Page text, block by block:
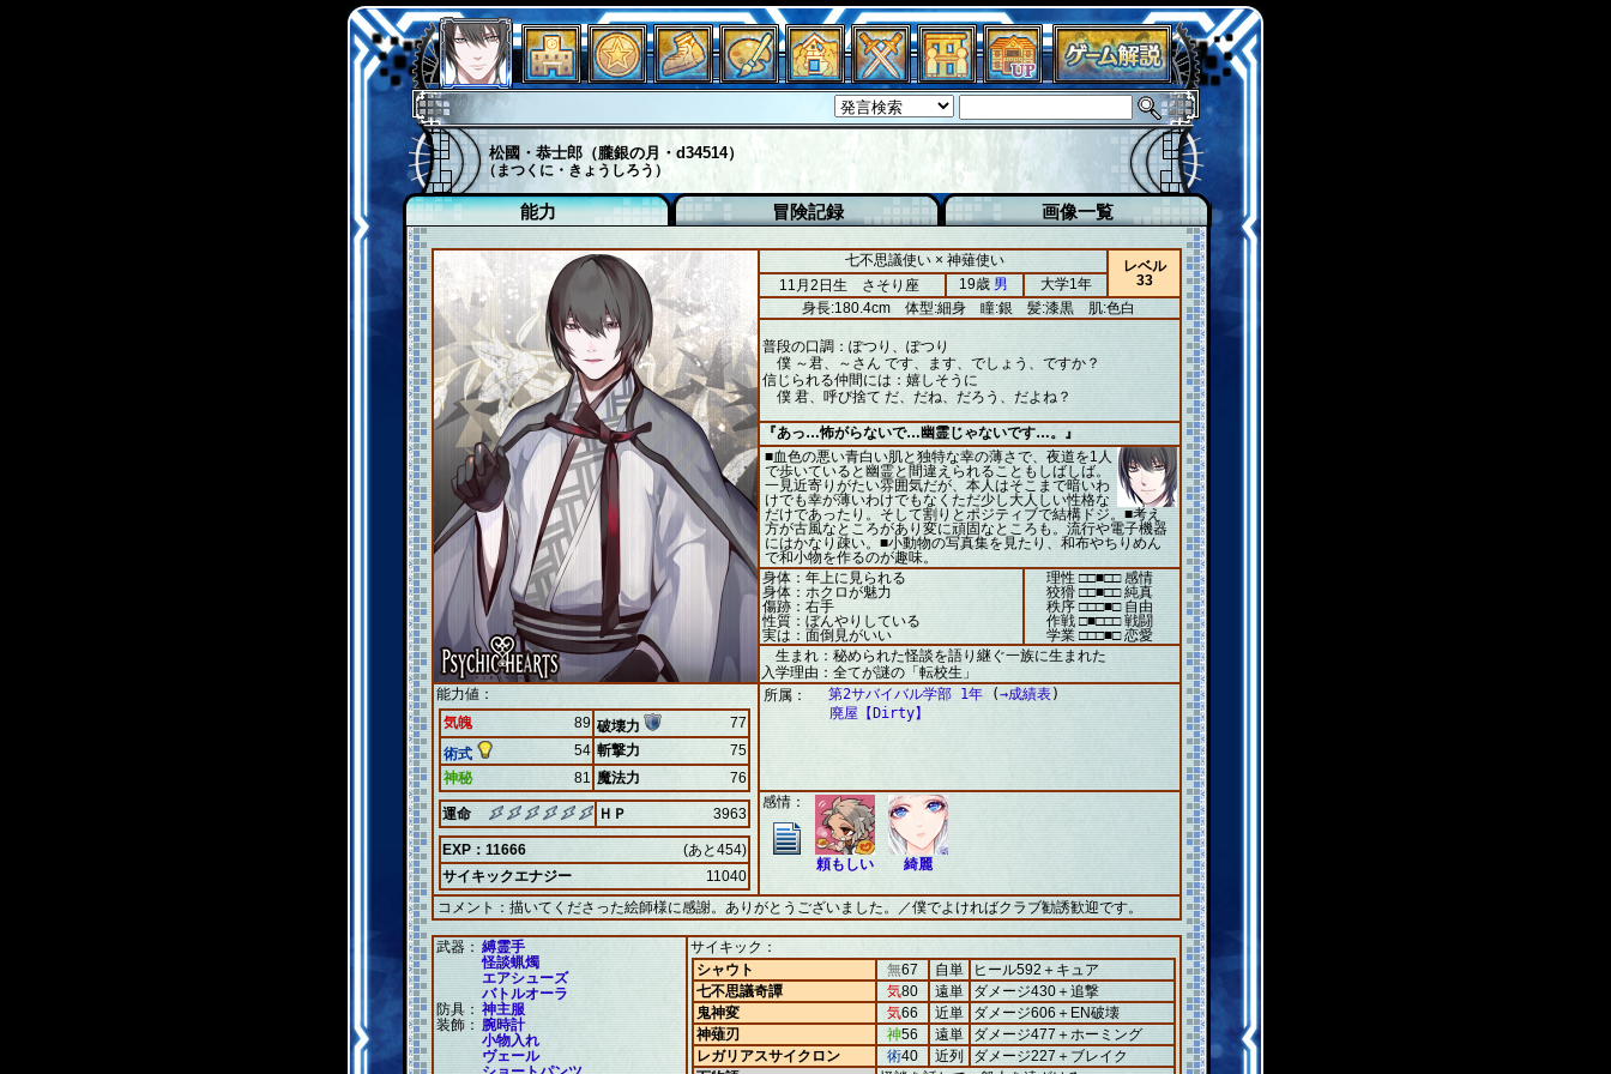
松國・恭士郎（朧銀の月・d34514）
（まつくに・きょうしろう）
能力 冒険記録 画像一覧
七不思議使い × 神薙使い
レベル
33
11月2日生 さそり座 19歳 男
大学1年
身長:180.4cm 体型:細身瞳:銀 髪:漆黒肌:色白
普段の口調：ぽつり、ぽつり
僕 ～君、～さん です、ます、でしょう、ですか？
信じられる仲間には：嬉しそうに
僕 君、呼び捨て だ、だね、だろう、だよね？
『あっ…怖がらないで…幽霊じゃないです…。』
■血色の悪い青白い肌と独特な幸の薄さで、夜道を1人
で歩いていると幽霊と間違えられることもしばしば。
一見近寄りがたい雰囲気だが、本人はそこまで暗いわ
けでも幸が薄いわけでもなくただ少し大人しい性格な
だけであったり。そして割りとポジティブで結構ドジ。■考え
方が古風なところがあり変に頑固なところも。流行や電子機器
にはかなり疎い。■小動物の写真集を見たり、和布やちりめん
で和小物を作るのが趣味。
身体：年上に見られる
身体：ホクロが魅力
傷跡：右手
性質：ぼんやりしている
実は：面倒見がいい
理性 □□■□□ 感情
狡猾 □□■□□ 純真
秩序 □□□■□ 自由
作戦 □■□□□ 戦闘
学業 □□□■□ 恋愛
生まれ：秘められた怪談を語り継ぐ一族に生まれた
入学理由：全てが謎の「転校生」
能力値：
気魄
89 破壊力
77
術式
54 斬撃力
75
神秘
81 魔法力 76
運命 ＨＰ 3963
EXP：11666
(あと454)
サイキックエナジー
11040
所属： 第2サバイバル学部 1年(→成績表)
廃屋【Dirty】
感情：
頼もしい 綺麗
コメント： 描いてくださった絵師様に感謝。ありがとうございました。／僕でよければクラブ勧誘歓迎です。
武器： 縛霊手
怪談蝋燭
エアシューズ
バトルオーラ
防具：神主服
装飾： 腕時計
小物入れ
ヴェール
サイキック：
シャウト
無67 自単
ヒール592＋キュア
七不思議奇譚
気80 遠単
ダメージ430＋追撃
鬼神変
気66 近単
ダメージ606＋EN破壊
神薙刃
神56 遠単
ダメージ477＋ホーミング
レガリアスサイクロン
術40 近列
ダメージ227＋ブレイク